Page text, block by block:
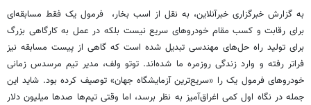
به گزارش خبرگزاری خبرآنلاین، به نقل از اسب بخار، فرمول یک فقط مسابقه‌ای
برای رقابت و کسب مقام خودروهای سریع‌ نیست بلکه در عمل به کارگاهی بزرگ
برای تولید راه حل‌های مهندسی تبدیل شده است که گاهی از پیست مسابقه نیز
فراتر رفته و وارد زندگی روزمره ما شده‌اند. توتو ولف، مدیر تیم مرسدس زمانی
خودروهای فرمول یک را «سریع‌ترین آزمایشگاه جهان» توصیف کرده بود. شاید این
جمله در نگاه اول کمی اغراق‌آمیز به نظر برسد، اما وقتی تیم‌ها صدها میلیون دلار